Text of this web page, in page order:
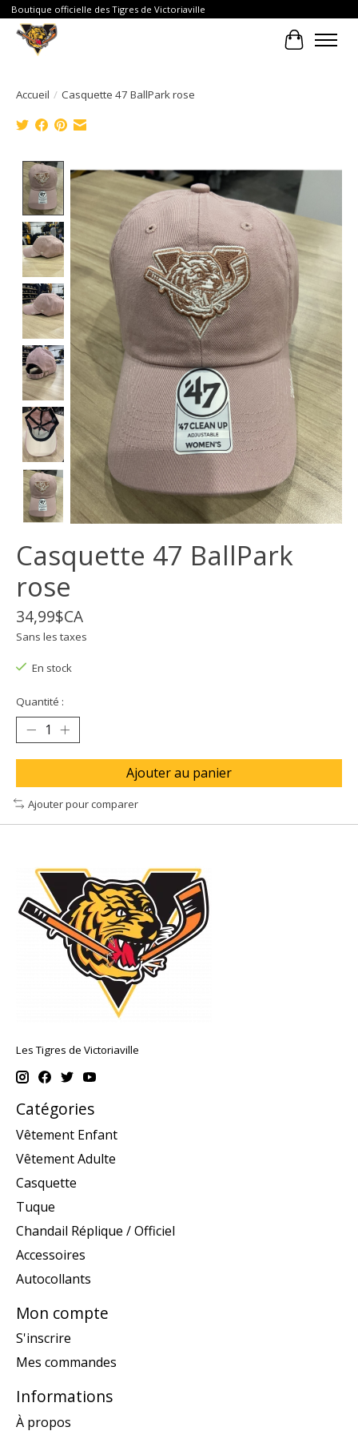
Boutique officielle des Tigres de Victoriaville
Panier
Accueil / Casquette 47 BallPark rose
Product image slideshow Items
Casquette 47 BallPark
rose
34,99$CA
Sans les taxes
En stock
Quantité :
Ajouter au panier
Ajouter pour comparer
Les Tigres de Victoriaville
Catégories
Vêtement Enfant
Vêtement Adulte
Casquette
Tuque
Chandail Réplique / Officiel
Accessoires
Autocollants
Mon compte
S'inscrire
Mes commandes
Informations
À propos